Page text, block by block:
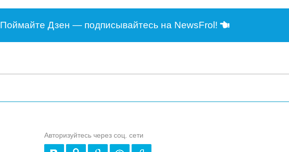
Поймайте Дзен — подписывайтесь на NewsFrol!
Авторизуйтесь через соц. сети